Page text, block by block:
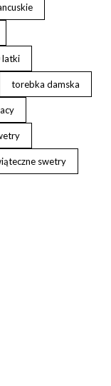
latki
torebka damska
swetry